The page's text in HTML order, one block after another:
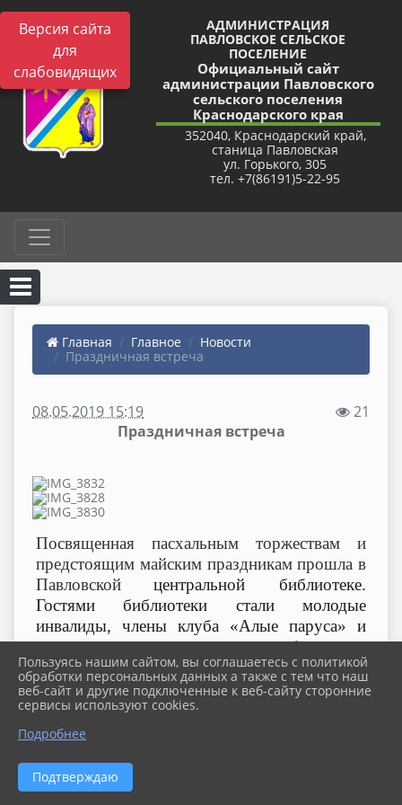
Версия сайта
для
слабовидящих
АДМИНИСТРАЦИЯ
ПАВЛОВСКОЕ СЕЛЬСКОЕ
ПОСЕЛЕНИЕ
Официальный сайт
администрации Павловского
сельского поселения
Краснодарского края
352040, Краснодарский край,
станица Павловская
ул. Горького, 305
тел. +7(86191)5-22-95
Главная Главное
Новости
Праздничная встреча
08.05.2019 15:19
21
Праздничная встреча
Посвященная пасхальным торжествам и
предстоящим майским праздникам прошла в
Павловской
центральной библиотеке.
Гостями библиотеки стали молодые
инвалиды, члены клуба «Алые паруса» и
воспитанники центра реабилитации
несовершеннолетних. Встреча получилась
очень волнительной и теплой. Это было не
официальное мероприятие, а душевное,
открытое общение
и библиотекарей б
стол: пасхальные яйца, куличи, кексы,
Пользуясь нашим сайтом, вы соглашаетесь с политикой
обработки персональных данных а также с тем что наш
веб-сайт и другие подключенные к веб-сайту сторонние
сервисы используют cookies.
Подробнее
Подтверждаю